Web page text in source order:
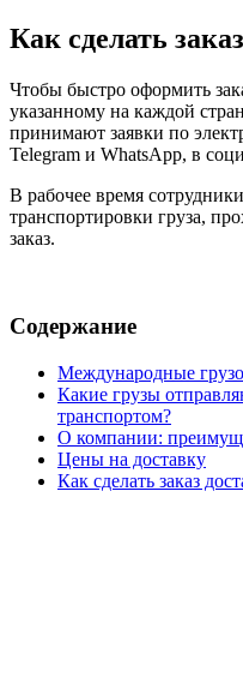
Как сделать
Чтобы быстро оформить
указанному на каждой
принимают заявки по
Telegram и WhatsApp, в
В рабочее время
транспортировки груза,
заказ.
Содержание
Международные
Какие грузы
транспортом?
О компании:
Цены на доставку
Как сделать заказ